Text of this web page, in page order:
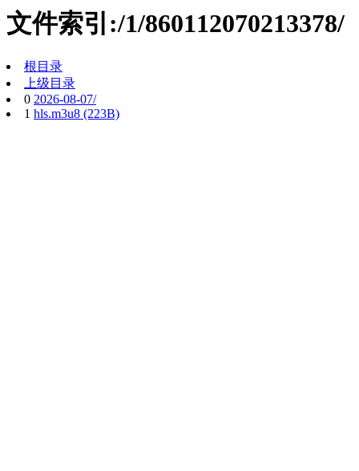
文件索引:/1/860112070213378/
根目录
上级目录
0 2026-08-07/
1 hls.m3u8 (223B)